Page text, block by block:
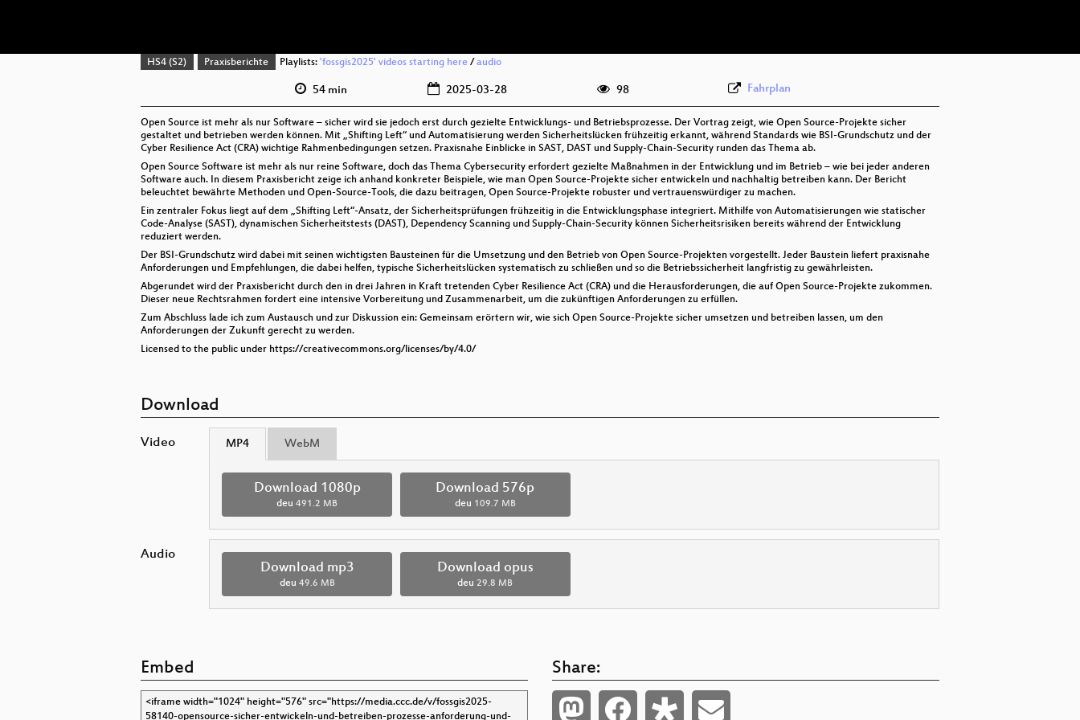
HS4 (S2) Praxisberichte Playlists: 'fossgis2025' videos starting here/ audio
54 min 2025-03-28 98 Fahrplan
Open Source ist mehr als nur Software – sicher wird sie jedoch erst durch gezielte Entwicklungs- und Betriebsprozesse. Der Vortrag zeigt, wie Open Source-Projekte sicher
gestaltet und betrieben werden können. Mit „Shifting Left“ und Automatisierung werden Sicherheitslücken frühzeitig erkannt, während Standards wie BSI-Grundschutz und der
Cyber Resilience Act (CRA) wichtige Rahmenbedingungen setzen. Praxisnahe Einblicke in SAST, DAST und Supply-Chain-Security runden das Thema ab.
Open Source Software ist mehr als nur reine Software, doch das Thema Cybersecurity erfordert gezielte Maßnahmen in der Entwicklung und im Betrieb – wie bei jeder anderen
Software auch. In diesem Praxisbericht zeige ich anhand konkreter Beispiele, wie man Open Source-Projekte sicher entwickeln und nachhaltig betreiben kann. Der Bericht
beleuchtet bewährte Methoden und Open-Source-Tools, die dazu beitragen, Open Source-Projekte robuster und vertrauenswürdiger zu machen.
Ein zentraler Fokus liegt auf dem „Shifting Left“-Ansatz, der Sicherheitsprüfungen frühzeitig in die Entwicklungsphase integriert. Mithilfe von Automatisierungen wie statischer
Code-Analyse (SAST), dynamischen Sicherheitstests (DAST), Dependency Scanning und Supply-Chain-Security können Sicherheitsrisiken bereits während der Entwicklung
reduziert werden.
Der BSI-Grundschutz wird dabei mit seinen wichtigsten Bausteinen für die Umsetzung und den Betrieb von Open Source-Projekten vorgestellt. Jeder Baustein liefert praxisnahe
Anforderungen und Empfehlungen, die dabei helfen, typische Sicherheitslücken systematisch zu schließen und so die Betriebssicherheit langfristig zu gewährleisten.
Abgerundet wird der Praxisbericht durch den in drei Jahren in Kraft tretenden Cyber Resilience Act (CRA) und die Herausforderungen, die auf Open Source-Projekte zukommen.
Dieser neue Rechtsrahmen fordert eine intensive Vorbereitung und Zusammenarbeit, um die zukünftigen Anforderungen zu erfüllen.
Zum Abschluss lade ich zum Austausch und zur Diskussion ein: Gemeinsam erörtern wir, wie sich Open Source-Projekte sicher umsetzen und betreiben lassen, um den
Anforderungen der Zukunft gerecht zu werden.
Licensed to the public under https://creativecommons.org/licenses/by/4.0/
Download
Video MP4 WebM
Download 1080p
deu 491.2 MB
Download 576p
deu 109.7 MB
Audio
Download mp3
deu 49.6 MB
Download opus
deu 29.8 MB
Embed Share: